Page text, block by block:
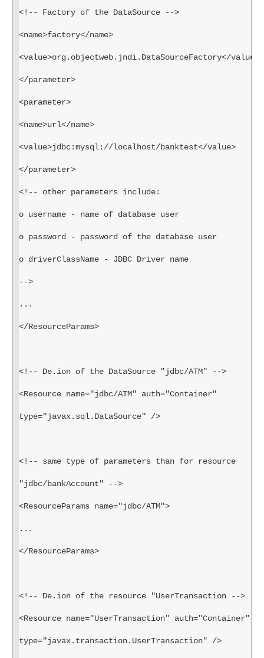
<!-- Factory of the DataSource -->
<name>factory</name>
<value>org.objectweb.jndi.DataSourceFactory</value>
</parameter>
<parameter>
<name>url</name>
<value>jdbc:mysql://localhost/banktest</value>
</parameter>
<!-- other parameters include:
o username - name of database user
o password - password of the database user
o driverClassName - JDBC Driver name
-->
...
</ResourceParams>
<!-- De.ion of the DataSource "jdbc/ATM" -->
<Resource name="jdbc/ATM" auth="Container"
type="javax.sql.DataSource" />
<!-- same type of parameters than for resource
"jdbc/bankAccount" -->
<ResourceParams name="jdbc/ATM">
...
</ResourceParams>
<!-- De.ion of the resource "UserTransaction -->
<Resource name="UserTransaction" auth="Container"
type="javax.transaction.UserTransaction" />